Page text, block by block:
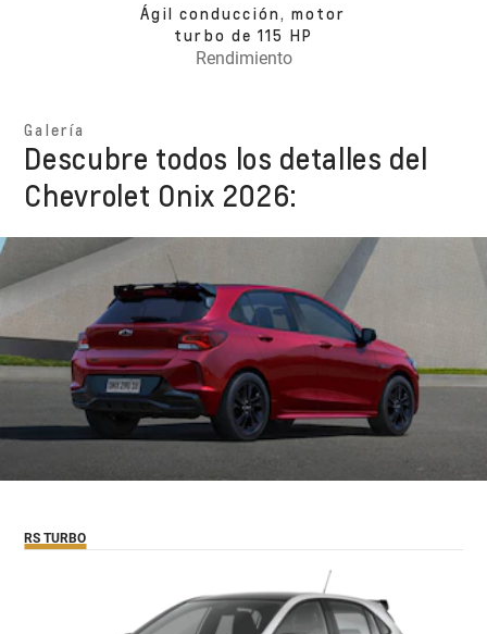
Ágil conducción, motor
turbo de 115 HP
Rendimiento
Galería
Descubre todos los detalles del
Chevrolet Onix 2026:
RS TURBO